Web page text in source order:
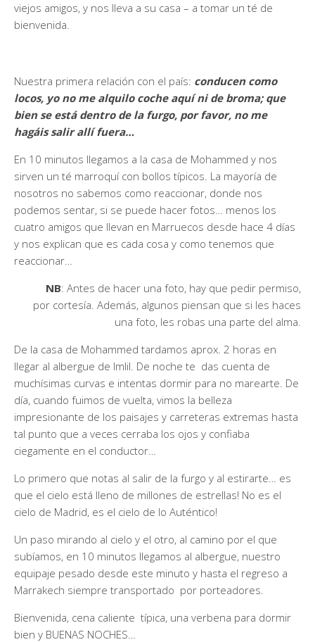
viejos amigos, y nos lleva a su casa – a tomar un té de
bienvenida.
Nuestra primera relación con el país: conducen como
locos, yo no me alquilo coche aquí ni de broma; que
bien se está dentro de la furgo, por favor, no me
hagáis salir allí fuera…
En 10 minutos llegamos a la casa de Mohammed y nos
sirven un té marroquí con bollos típicos. La mayoría de
nosotros no sabemos como reaccionar, donde nos
podemos sentar, si se puede hacer fotos… menos los
cuatro amigos que llevan en Marruecos desde hace 4 días
y nos explican que es cada cosa y como tenemos que
reaccionar…
NB: Antes de hacer una foto, hay que pedir permiso,
por cortesía. Además, algunos piensan que si les haces
una foto, les robas una parte del alma.
De la casa de Mohammed tardamos aprox. 2 horas en
llegar al albergue de Imlil. De noche te das cuenta de
muchísimas curvas e intentas dormir para no marearte. De
día, cuando fuimos de vuelta, vimos la belleza
impresionante de los paisajes y carreteras extremas hasta
tal punto que a veces cerraba los ojos y confiaba
ciegamente en el conductor…
Lo primero que notas al salir de la furgo y al estirarte… es
que el cielo está lleno de millones de estrellas! No es el
cielo de Madrid, es el cielo de lo Auténtico!
Un paso mirando al cielo y el otro, al camino por el que
subíamos, en 10 minutos llegamos al albergue, nuestro
equipaje pesado desde este minuto y hasta el regreso a
Marrakech siempre transportado por porteadores.
Bienvenida, cena caliente típica, una verbena para dormir
bien y BUENAS NOCHES…